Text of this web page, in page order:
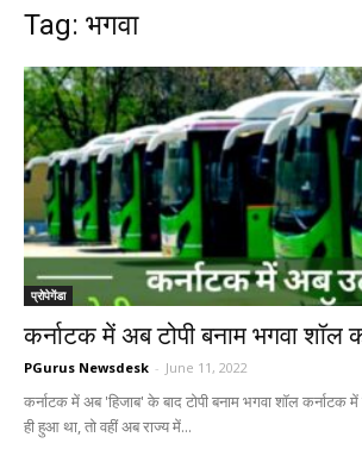
Tag: भगवा
प्रोपेगेंडा
कर्नाटक में अब टोपी बनाम भगवा शॉल
PGurus Newsdesk - June 11, 2022
कर्नाटक में अब 'हिजाब' के बाद टोपी बनाम भगवा शॉल
ही हुआ था, तो वहीं अब राज्य में...